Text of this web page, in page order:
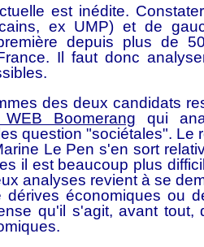
est inédite.
ex UMP) et de
depuis plus de
Il faut donc
des deux candidats
Boomerang qui
question "sociétales". Le
Le Pen s'en sort
il est beaucoup plus
analyses revient à se
économiques ou
qu'il s'agit, avant tout,